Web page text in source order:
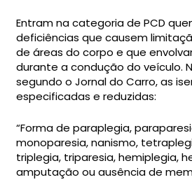
Entram na categoria de PCD
deficiências que causem
de áreas do corpo e que
durante a condução do veículo.
segundo o Jornal do Carro, as
especificadas e reduzidas:
“Forma de paraplegia,
monoparesia, nanismo,
triplegia, triparesia, hemiplegia,
amputação ou ausência de